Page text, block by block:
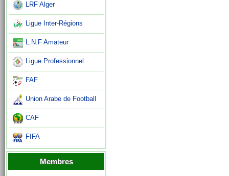
LRF Alger
Ligue Inter-Régions
L.N.F Amateur
Ligue Professionnel
FAF
Union Arabe de Football
CAF
FIFA
Membres